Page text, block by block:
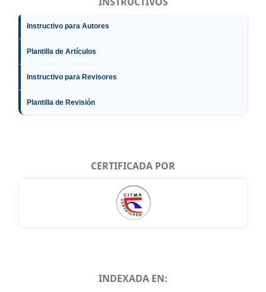
Instructivo para Autores
Plantilla de Artículos
Instructivo para Revisores
Plantilla de Revisión
CERTIFICADA POR
INDEXADA EN: